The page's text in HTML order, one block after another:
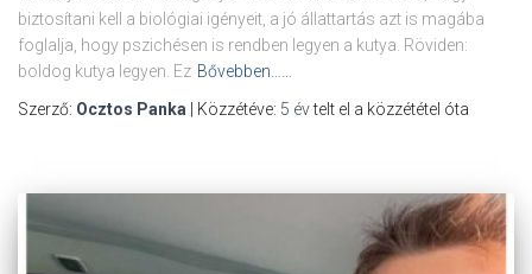
biztosítani kell a biológiai igényeit, a jó állattartás azt is magába
foglalja, hogy pszichésen is rendben legyen a kutya. Röviden:
boldog kutya legyen. Ez Bővebben……
Szerző: Ocztos Panka | Közzétéve: 5 évtelt el a közzététel óta